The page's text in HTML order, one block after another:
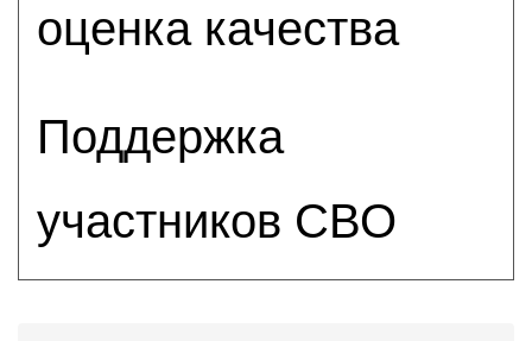
оценка качества
Поддержка
участников СВО